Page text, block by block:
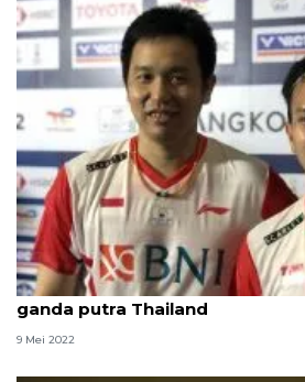
Hendra/Ahsan soroti gaya
ganda putra Thailand
9 Mei 2022